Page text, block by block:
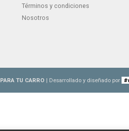
Términos y condiciones
Nosotros
PARA TU CARRO | Desarrollado y diseñado por